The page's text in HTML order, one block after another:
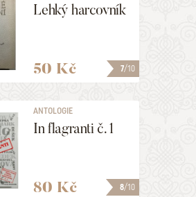
7/10
Lehký harcovník
50 Kč
8/10
ANTOLOGIE
In flagranti č. 1
80 Kč